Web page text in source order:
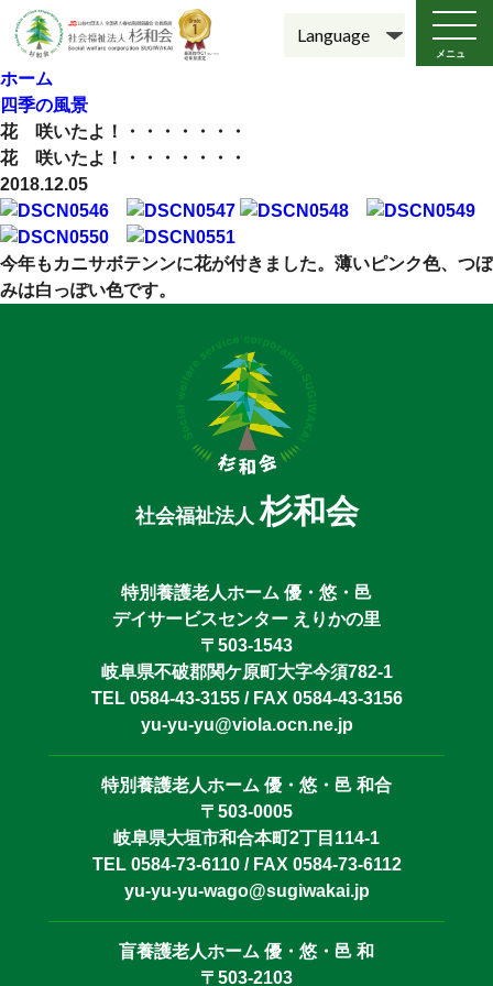
メニュ
ー
ホーム
四季の風景
花 咲いたよ！・・・・・・・
花 咲いたよ！・・・・・・・
2018.12.05
今年もカニサボテンンに花が付きました。薄いピンク色、つぼ
みは白っぽい色です。
社会福祉法人杉和会
特別養護老人ホーム 優・悠・邑
デイサービスセンター えりかの里
〒503-1543
岐阜県不破郡関ケ原町大字今須782-1
TEL 0584-43-3155 / FAX 0584-43-3156
yu-yu-yu@viola.ocn.ne.jp
特別養護老人ホーム 優・悠・邑 和合
〒503-0005
岐阜県大垣市和合本町2丁目114-1
TEL 0584-73-6110 / FAX 0584-73-6112
yu-yu-yu-wago@sugiwakai.jp
盲養護老人ホーム 優・悠・邑 和
〒503-2103